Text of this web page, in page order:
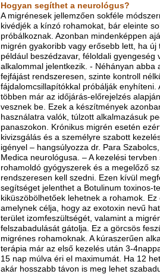
Hogyan segíthet a neurológus?
A migrénesek jellemzően sokféle
kivédjék a kínzó rohamokat, bár eleinte
próbálkoznak. Azonban mindenképpen
migrén gyakoribb vagy erősebb lett, ha
például beszédzavar, féloldali gyengeség
alkalommal jelentkezik. - Néhányan abba
fejfájást rendszeresen, szinte kontroll
fájdalomcsillapítókkal próbálják enyhíteni.
többen már az időjárás-előrejelzés
vesznek be. Ezek a készítmények
használatra valók, túlzott alkalmazásuk
panaszokon. Krónikus migrén esetén
kivizsgálás és a személyre szabott
igényel – hangsúlyozza dr. Para
Medica neurológusa. – A kezelési
rohamoldó gyógyszerek és a megelőző
rendszeresen kell szedni. Ezen kívül
segítséget jelenthet a Botulinum toxinos-
kiküszöbölhetőek lehetnek a rohamok.
amelynek célja, hogy az exotoxin nevű
terület izomfeszültségét, valamint a
felszabadulását gátolja. Ez a görcsös
migrénes rohamoknak. A kúraszerűen
terápia már az első kezelés után 3-
15 nap múlva éri el maximumát. Ha 12
akár hosszabb távon is meg lehet